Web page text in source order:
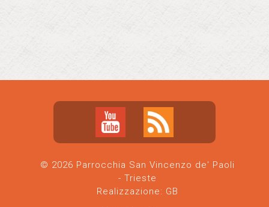
© 2026 Parrocchia San Vincenzo de' Paoli
- Trieste
Realizzazione: GB